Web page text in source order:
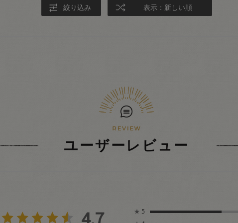
絞り込み 表示：新しい順
ユーザーレビュー
★ 5